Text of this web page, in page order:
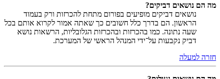
מה הם נושאים דביקים?
נושאים דביקים מופיעים בפורום מתחת להכרזות ורק בעמוד
הראשון. הם בדרך כלל חשובים כך שאתה אמור לקרוא אותם בכל
שעה נתונה. כמו בהכרזות ובהכרזות הגלובליות, הרשאות נושא
דביק נקבעות על־ידי המנהל הראשי של המערכת.
חזרה למעלה